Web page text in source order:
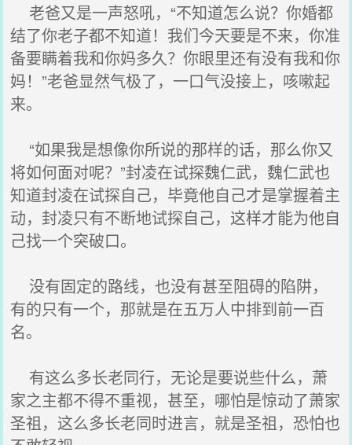
老爸又是一声怒吼，“不知道怎么说？你婚都
结了你老子都不知道！我们今天要是不来，你准
备要瞒着我和你妈多久？你眼里还有没有我和你
妈！”老爸显然气极了，一口气没接上，咳嗽起
来。
“如果我是想像你所说的那样的话，那么你又
将如何面对呢？”封凌在试探魏仁武，魏仁武也
知道封凌在试探自己，毕竟他自己才是掌握着主
动，封凌只有不断地试探自己，这样才能为他自
己找一个突破口。
没有固定的路线，也没有甚至阻碍的陷阱，
有的只有一个，那就是在五万人中排到前一百
名。
有这么多长老同行，无论是要说些什么，萧
家之主都不得不重视，甚至，哪怕是惊动了萧家
圣祖，这么多长老同时进言，就是圣祖，恐怕也